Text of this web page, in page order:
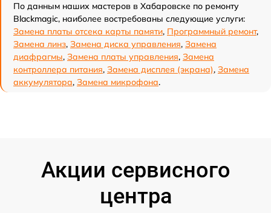
По данным наших мастеров в Хабаровске по ремонту
Blackmagic, наиболее востребованы следующие услуги:
Замена платы отсека карты памяти, Программный ремонт,
Замена линз, Замена диска управления, Замена
диафрагмы, Замена платы управления, Замена
контроллера питания, Замена дисплея (экрана), Замена
аккумулятора, Замена микрофона.
Акции сервисного
центра